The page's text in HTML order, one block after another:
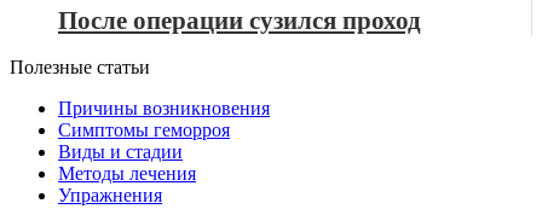
После операции сузился проход
Полезные статьи
Причины возникновения
Симптомы геморроя
Виды и стадии
Методы лечения
Упражнения